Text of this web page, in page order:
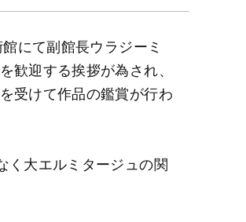
にて副館長ウラジーミ
歓迎する挨拶が為され、
受けて作品の鑑賞が行わ
く大エルミタージュの関